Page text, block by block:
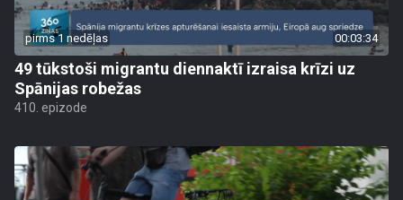
pirms 1 nedēļas 00:03:34
49 tūkstoši migrantu diennaktī izraisa krīzi uz
Spānijas robežas
410. epizode